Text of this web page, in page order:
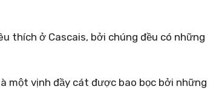
thích ở Cascais, bởi chúng đều có những
một vịnh đầy cát được bao bọc bởi những